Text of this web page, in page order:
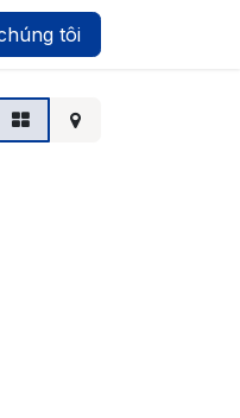
nhấttôi